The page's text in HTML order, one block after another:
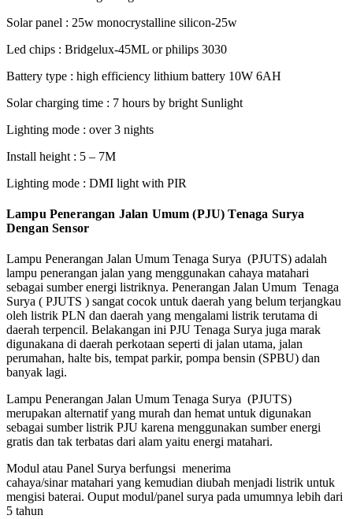
Solar panel : 25w monocrystalline silicon-25w
Led chips : Bridgelux-45ML or philips 3030
Battery type : high efficiency lithium battery 10W 6AH
Solar charging time : 7 hours by bright Sunlight
Lighting mode : over 3 nights
Install height : 5 – 7M
Lighting mode : DMI light with PIR
Lampu Penerangan Jalan Umum (PJU) Tenaga Surya
Dengan Sensor
Lampu Penerangan Jalan Umum Tenaga Surya (PJUTS) adalah
lampu penerangan jalan yang menggunakan cahaya matahari
sebagai sumber energi listriknya. Penerangan Jalan Umum Tenaga
Surya ( PJUTS ) sangat cocok untuk daerah yang belum terjangkau
oleh listrik PLN dan daerah yang mengalami listrik terutama di
daerah terpencil. Belakangan ini PJU Tenaga Surya juga marak
digunakana di daerah perkotaan seperti di jalan utama, jalan
perumahan, halte bis, tempat parkir, pompa bensin (SPBU) dan
banyak lagi.
Lampu Penerangan Jalan Umum Tenaga Surya (PJUTS)
merupakan alternatif yang murah dan hemat untuk digunakan
sebagai sumber listrik PJU karena menggunakan sumber energi
gratis dan tak terbatas dari alam yaitu energi matahari.
Modul atau Panel Surya berfungsi menerima
cahaya/sinar matahari yang kemudian diubah menjadi listrik untuk
mengisi baterai. Ouput modul/panel surya pada umumnya lebih dari
5 tahun